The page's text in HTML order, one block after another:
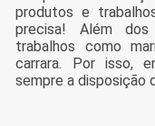
produtos e
precisa! Além
trabalhos como
carrara. Por isso,
sempre a disposição